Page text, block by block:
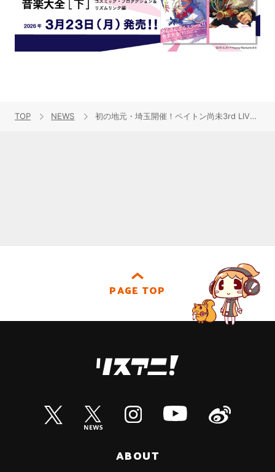
TOP NEWS 初の地元・埼玉開催！ペイトン尚未3rd LIVE「物語」最速ライブレポート！
PAGE TOP
ABOUT